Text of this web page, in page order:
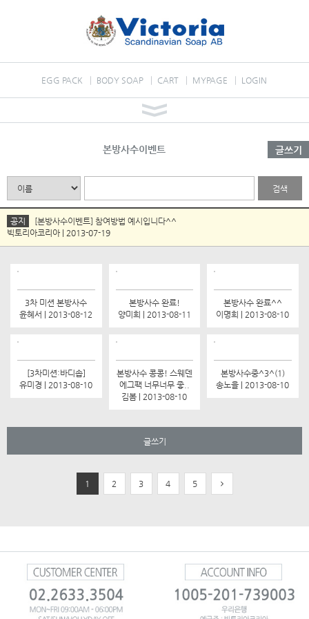
EGG PACK BODY SOAP CART MYPAGE LOGIN
본방사수이벤트 글쓰기
검색
공지
[본방사수이벤트] 참여방법 예시입니다^^
빅토리아코리아 | 2013-07-19
3차 미션 본방사수
윤혜서 | 2013-08-12
본방사수 완료!
양미희 | 2013-08-11
본방사수 완료^^
이명희 | 2013-08-10
[3차미션:바디솝]
유미경 | 2013-08-10
본방사수 콩콩! 스웨덴
에그팩 너무너무 좋..
김봄 | 2013-08-10
본방사수중^3^(1)
송노을 | 2013-08-10
글쓰기
1 2 3 4 5